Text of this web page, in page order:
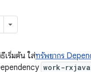
เริ่มต้น ใส่ทรัพยากร
work-